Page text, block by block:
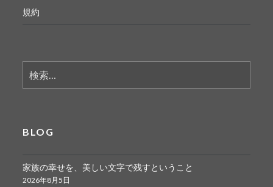
規約
索:
BLOG
家族の幸せを、美しい文字で残すということ
2026年8月5日